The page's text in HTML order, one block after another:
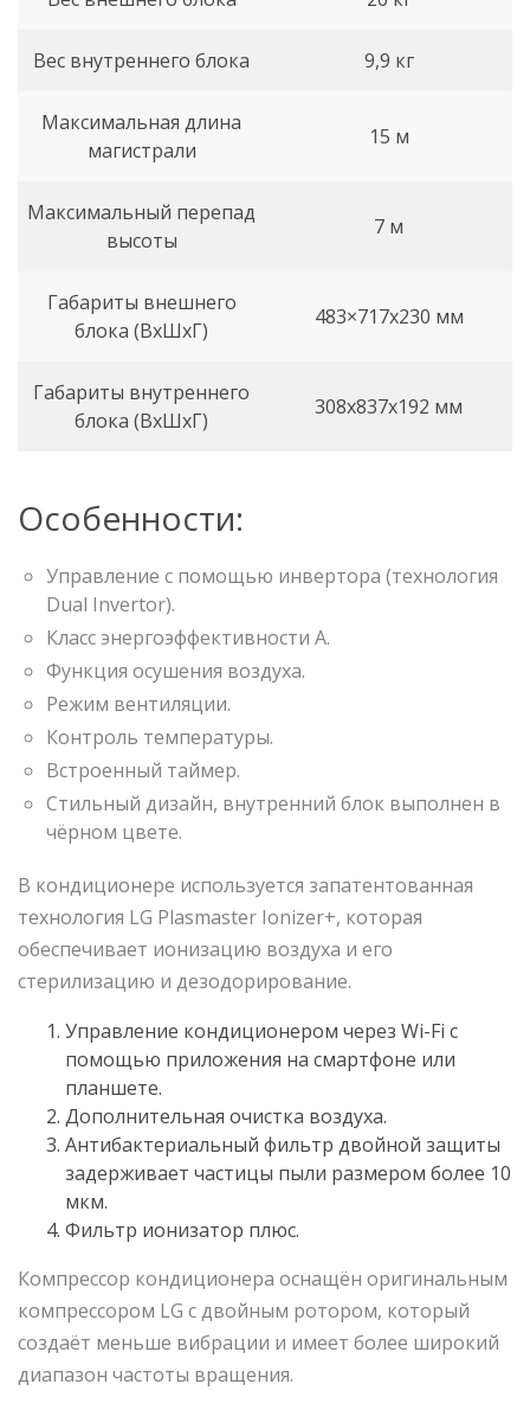
Вес внутреннего блока 9,9 кг
Максимальная длина
магистрали
15 м
Максимальный перепад
высоты
7 м
Габариты внешнего
блока (ВхШхГ)
483×717х230 мм
Габариты внутреннего
блока (ВхШхГ)
308x837x192 мм
Особенности:
Управление с помощью инвертора (технология
Dual Invertor).
Класс энергоэффективности A.
Функция осушения воздуха.
Режим вентиляции.
Контроль температуры.
Встроенный таймер.
Стильный дизайн, внутренний блок выполнен в
чёрном цвете.
В кондиционере используется запатентованная
технология LG Plasmaster Ionizer+, которая
обеспечивает ионизацию воздуха и его
стерилизацию и дезодорирование.
Управление кондиционером через Wi-Fi с
помощью приложения на смартфоне или
планшете.
Дополнительная очистка воздуха.
Антибактериальный фильтр двойной защиты
задерживает частицы пыли размером более 10
мкм.
Фильтр ионизатор плюс.
Компрессор кондиционера оснащён оригинальным
компрессором LG с двойным ротором, который
создаёт меньше вибрации и имеет более широкий
диапазон частоты вращения.